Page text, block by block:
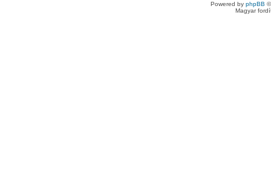
Powered by phpBB
Magyar